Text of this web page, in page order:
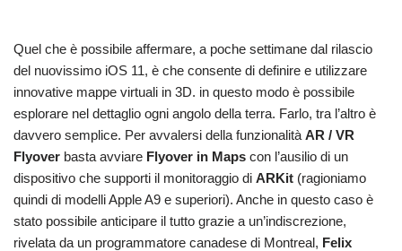
Quel che è possibile affermare, a poche settimane dal rilascio
del nuovissimo iOS 11, è che consente di definire e utilizzare
innovative mappe virtuali in 3D. in questo modo è possibile
esplorare nel dettaglio ogni angolo della terra. Farlo, tra l’altro è
davvero semplice. Per avvalersi della funzionalità AR / VR
Flyover basta avviare Flyover in Maps con l’ausilio di un
dispositivo che supporti il monitoraggio di ARKit (ragioniamo
quindi di modelli Apple A9 e superiori). Anche in questo caso è
stato possibile anticipare il tutto grazie a un’indiscrezione,
rivelata da un programmatore canadese di Montreal, Felix